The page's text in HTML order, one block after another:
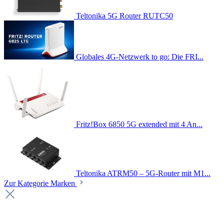
Teltonika 5G Router RUTC50
Globales 4G-Netzwerk to go: Die FRI...
Fritz!Box 6850 5G extended mit 4 An...
Teltonika ATRM50 – 5G-Router mit M1...
Zur Kategorie Marken